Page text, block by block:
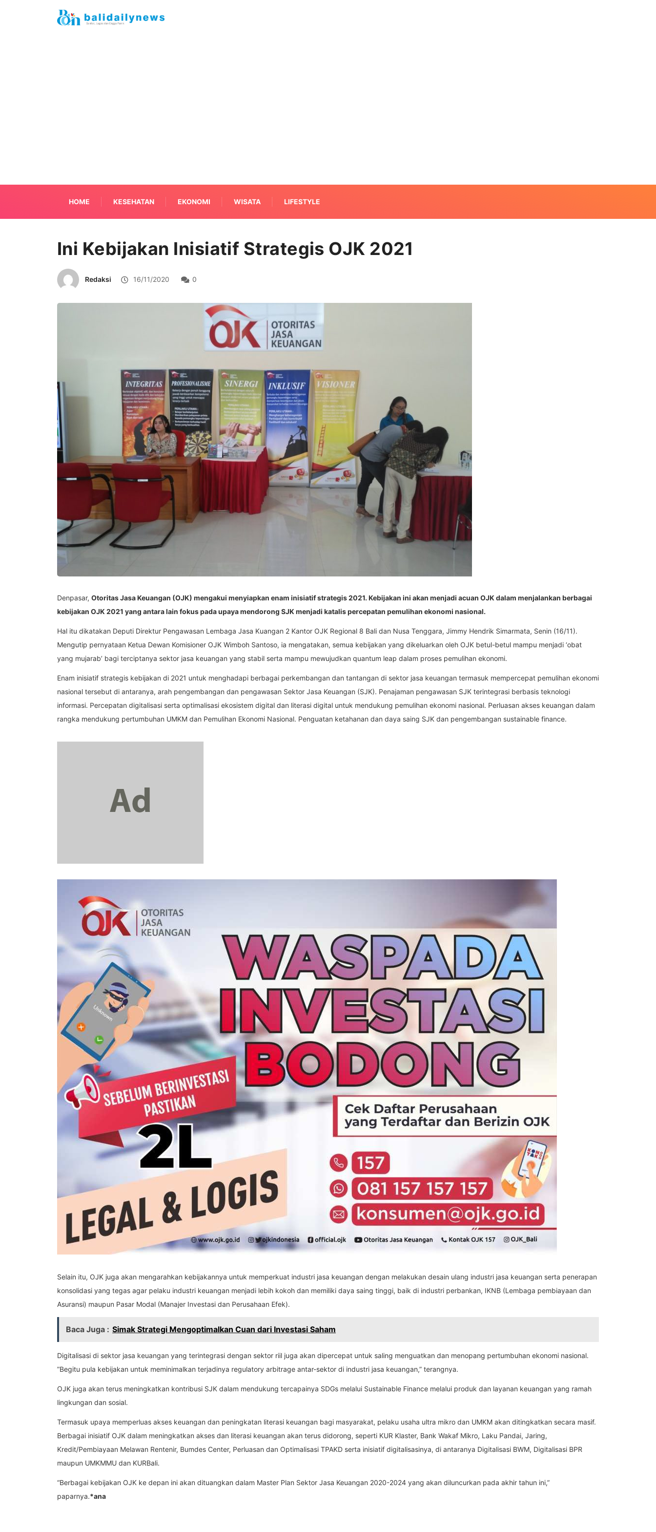
HOME KESEHATAN EKONOMI WISATA LIFESTYLE
Ini Kebijakan Inisiatif Strategis OJK 2021
Redaksi 16/11/2020 0
Denpasar, Otoritas Jasa Keuangan (OJK) mengakui menyiapkan enam inisiatif strategis 2021. Kebijakan ini akan menjadi acuan OJK dalam menjalankan berbagai
kebijakan OJK 2021 yang antara lain fokus pada upaya mendorong SJK menjadi katalis percepatan pemulihan ekonomi nasional.
Hal itu dikatakan Deputi Direktur Pengawasan Lembaga Jasa Kuangan 2 Kantor OJK Regional 8 Bali dan Nusa Tenggara, Jimmy Hendrik Simarmata, Senin (16/11).
Mengutip pernyataan Ketua Dewan Komisioner OJK Wimboh Santoso, ia mengatakan, semua kebijakan yang dikeluarkan oleh OJK betul-betul mampu menjadi ‘obat
yang mujarab’ bagi terciptanya sektor jasa keuangan yang stabil serta mampu mewujudkan quantum leap dalam proses pemulihan ekonomi.
Enam inisiatif strategis kebijakan di 2021 untuk menghadapi berbagai perkembangan dan tantangan di sektor jasa keuangan termasuk mempercepat pemulihan ekonomi
nasional tersebut di antaranya, arah pengembangan dan pengawasan Sektor Jasa Keuangan (SJK). Penajaman pengawasan SJK terintegrasi berbasis teknologi
informasi. Percepatan digitalisasi serta optimalisasi ekosistem digital dan literasi digital untuk mendukung pemulihan ekonomi nasional. Perluasan akses keuangan dalam
rangka mendukung pertumbuhan UMKM dan Pemulihan Ekonomi Nasional. Penguatan ketahanan dan daya saing SJK dan pengembangan sustainable finance.
Selain itu, OJK juga akan mengarahkan kebijakannya untuk memperkuat industri jasa keuangan dengan melakukan desain ulang industri jasa keuangan serta penerapan
konsolidasi yang tegas agar pelaku industri keuangan menjadi lebih kokoh dan memiliki daya saing tinggi, baik di industri perbankan, IKNB (Lembaga pembiayaan dan
Asuransi) maupun Pasar Modal (Manajer Investasi dan Perusahaan Efek).
Baca Juga : Simak Strategi Mengoptimalkan Cuan dari Investasi Saham
Digitalisasi di sektor jasa keuangan yang terintegrasi dengan sektor riil juga akan dipercepat untuk saling menguatkan dan menopang pertumbuhan ekonomi nasional.
”Begitu pula kebijakan untuk meminimalkan terjadinya regulatory arbitrage antar-sektor di industri jasa keuangan,” terangnya.
OJK juga akan terus meningkatkan kontribusi SJK dalam mendukung tercapainya SDGs melalui Sustainable Finance melalui produk dan layanan keuangan yang ramah
lingkungan dan sosial.
Termasuk upaya memperluas akses keuangan dan peningkatan literasi keuangan bagi masyarakat, pelaku usaha ultra mikro dan UMKM akan ditingkatkan secara masif.
Berbagai inisiatif OJK dalam meningkatkan akses dan literasi keuangan akan terus didorong, seperti KUR Klaster, Bank Wakaf Mikro, Laku Pandai, Jaring,
Kredit/Pembiayaan Melawan Rentenir, Bumdes Center, Perluasan dan Optimalisasi TPAKD serta inisiatif digitalisasinya, di antaranya Digitalisasi BWM, Digitalisasi BPR
maupun UMKMMU dan KURBali.
“Berbagai kebijakan OJK ke depan ini akan dituangkan dalam Master Plan Sektor Jasa Keuangan 2020-2024 yang akan diluncurkan pada akhir tahun ini,”
paparnya.*ana